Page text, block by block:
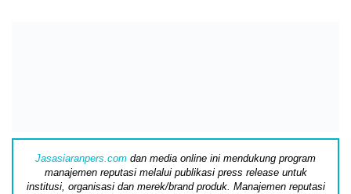
Jasasiaranpers.com dan media online ini mendukung program
manajemen reputasi melalui publikasi press release untuk
institusi, organisasi dan merek/brand produk. Manajemen reputasi